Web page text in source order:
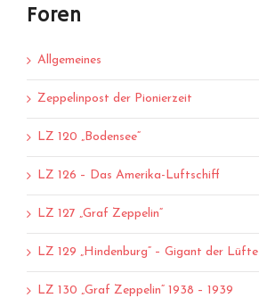
Foren
Allgemeines
Zeppelinpost der Pionierzeit
LZ 120 „Bodensee“
LZ 126 – Das Amerika-Luftschiff
LZ 127 „Graf Zeppelin“
LZ 129 „Hindenburg“ – Gigant der Lüfte
LZ 130 „Graf Zeppelin“ 1938 – 1939